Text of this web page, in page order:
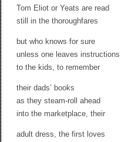
Tom Eliot or Yeats are read
still in the thoroughfares
but who knows for sure
unless one leaves instructions
to the kids, to remember
their dads’ books
as they steam-roll ahead
into the marketplace, their
adult dress, the first loves